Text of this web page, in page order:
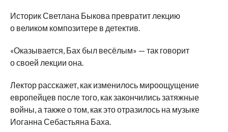
Историк Светлана Быкова превратит лекцию
о великом композитере в детектив.
«Оказывается, Бах был весёлым» — так говорит
освоей лекции она.
Лектор расскажет, как изменилось мироощущение
европейцев после того, как закончились затяжные
войны, а также отом, как это отразилось на музыке
Иоганна Себастьяна Баха.